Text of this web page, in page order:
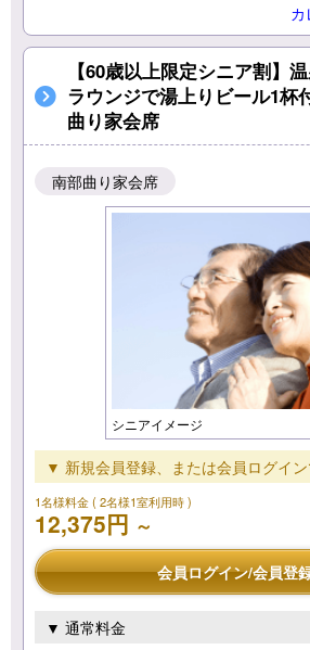
【60歳以上限定シニア割】
ラウンジで湯上りビール1杯
曲り家会席
南部曲り家会席
シニアイメージ
▼ 新規会員登録、または会員ログイン
1名様料金( 2名様1室利用時 )
12,375円 ～
会員ログイン/会員登
▼ 通常料金